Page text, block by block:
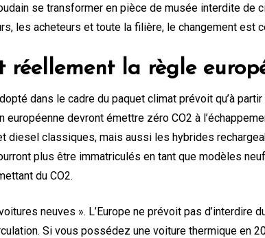
se transformer en pièce de musée interdite de
les acheteurs et toute la filière, le changement est
réellement la règle
dans le cadre du paquet climat prévoit qu’à
européenne devront émettre zéro CO2 à
diesel classiques, mais aussi les hybrides
plus être immatriculés en tant que modèles
du CO2.
neuves ». L’Europe ne prévoit pas d’interdire
Si vous possédez une voiture thermique en